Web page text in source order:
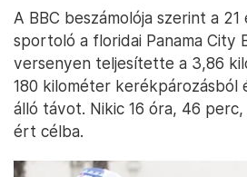
A BBC beszámolója szerint a 21
sportoló a floridai Panama City
versenyen teljesítette a 3,86
180 kilométer kerékpározásból
álló távot. Nikic 16 óra, 46
ért célba.